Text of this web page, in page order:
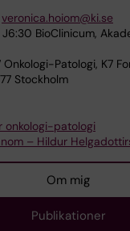
veronica.hoiom@ki.se
J6:30 BioClinicum,
Onkologi-Patologi, K7
Stockholm
onkologi-patologi
– Hildur
Om mig
Publikationer